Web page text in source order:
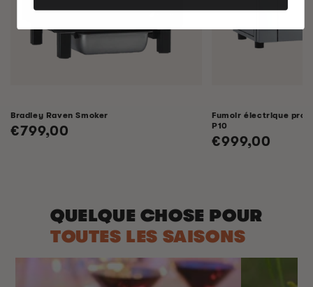
Bradley Raven Smoker
Prix
€799,00
Fumoir électrique
P10
Prix
€999,00
QUELQUE CHOSE POUR
TOUTES LES SAISONS